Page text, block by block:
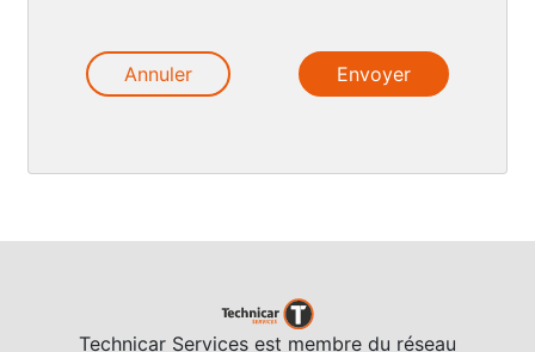
Annuler
Technicar Services est membre du réseau